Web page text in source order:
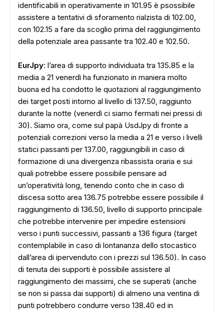
identificabili in operativamente in 101.95 è psossibile
assistere a tentativi di sforamento rialzista di 102.00,
con 102.15 a fare da scoglio prima del raggiungimento
della potenziale area passante tra 102.40 e 102.50.
EurJpy: l’area di supporto individuata tra 135.85 e la
media a 21 venerdì ha funzionato in maniera molto
buona ed ha condotto le quotazioni al raggiungimento
dei target posti intorno al livello di 137.50, raggiunto
durante la notte (venerdì ci siamo fermati nei pressi di
30). Siamo ora, come sul papà UsdJpy di fronte a
potenziali correzioni verso la media a 21 e verso i livelli
statici passanti per 137.00, raggiungibili in caso di
formazione di una divergenza ribassista oraria e sui
quali potrebbe essere possibile pensare ad
un’operatività long, tenendo conto che in caso di
discesa sotto area 136.75 potrebbe essere possibile il
raggiungimento di 136.50, livello di supporto principale
che potrebbe intervenire per impedire estensioni
verso i punti successivi, passanti a 136 figura (target
contemplabile in caso di lontananza dello stocastico
dall’area di ipervenduto con i prezzi sul 136.50). In caso
di tenuta dei supporti è possibile assistere al
raggiungimento dei massimi, che se superati (anche
se non si passa dai supporti) di almeno una ventina di
punti potrebbero condurre verso 138.40 ed in